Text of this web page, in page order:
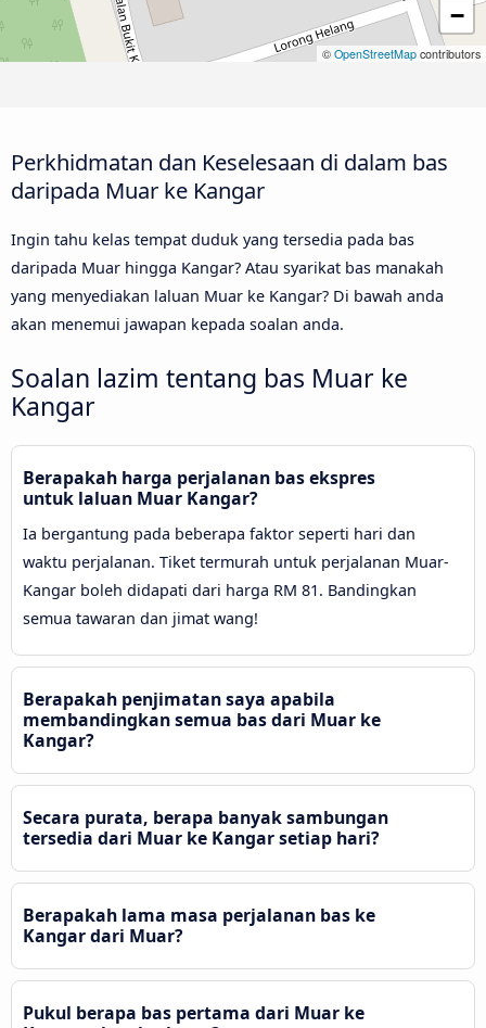
−
© OpenStreetMap contributors
Perkhidmatan dan Keselesaan di dalam bas
daripada Muar ke Kangar
Ingin tahu kelas tempat duduk yang tersedia pada bas
daripada Muar hingga Kangar? Atau syarikat bas manakah
yang menyediakan laluan Muar ke Kangar? Di bawah anda
akan menemui jawapan kepada soalan anda.
Soalan lazim tentang bas Muar ke
Kangar
Berapakah harga perjalanan bas ekspres
untuk laluan Muar Kangar?
Ia bergantung pada beberapa faktor seperti hari dan
waktu perjalanan. Tiket termurah untuk perjalanan Muar-
Kangar boleh didapati dari harga RM 81. Bandingkan
semua tawaran dan jimat wang!
Berapakah penjimatan saya apabila
membandingkan semua bas dari Muar ke
Kangar?
Secara purata, berapa banyak sambungan
tersedia dari Muar ke Kangar setiap hari?
Berapakah lama masa perjalanan bas ke
Kangar dari Muar?
Pukul berapa bas pertama dari Muar ke